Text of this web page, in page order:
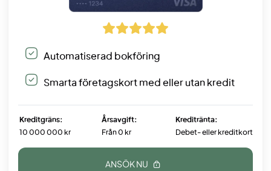
Automatiserad bokföring
Smarta företagskort med eller utan kredit
Kreditgräns:
10 000 000 kr
Årsavgift:
Från 0 kr
Kreditränta:
Debet- eller kreditkort
ANSÖK NU